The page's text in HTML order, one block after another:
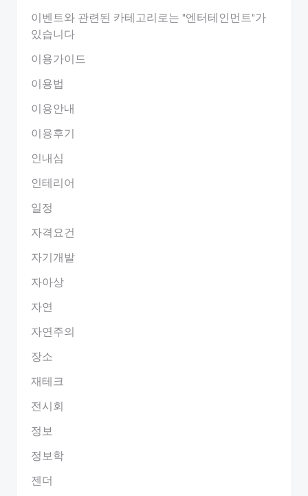
이벤트와 관련된 카테고리로는 "엔터테인먼트"가
있습니다
이용가이드
이용법
이용안내
이용후기
인내심
인테리어
일정
자격요건
자기개발
자아상
자연
자연주의
장소
재테크
전시회
정보
정보학
젠더